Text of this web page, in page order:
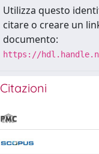
Utilizza questo
citare o creare un
documento:
https://
Citazioni